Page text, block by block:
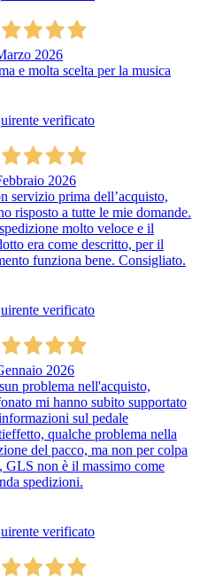
2026
e molta scelta per la musica
verificato
2026
servizio prima dell’acquisto,
risposto a tutte le mie domande.
molto veloce e il
era come descritto, per il
funziona bene. Consigliato.
verificato
2026
problema nell'acquisto,
mi hanno subito supportato
sul pedale
qualche problema nella
del pacco, ma non per colpa
GLS non è il massimo come
spedizioni.
verificato